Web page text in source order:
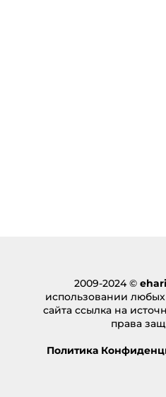
2009-2024 ©
использовании
сайта ссылка на
права
Политика